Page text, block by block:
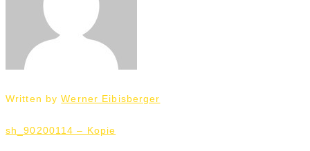
Written byWerner Eibisberger
Beitrags-
Navigation
sh_90200114 – Kopie